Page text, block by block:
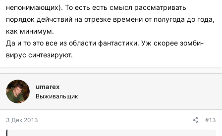
непонимающих). То есть есть смысл рассматривать
порядок дейчствий на отрезке времени от полугода до года,
как минимум.
Да и то это все из области фантастики. Уж скорее зомби-
вирус синтезируют.
umarex
Выживальщик
3 Дек 2013 #13